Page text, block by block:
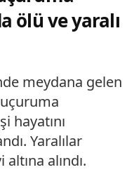
ölü ve yaralı
meydana gelen
hayatını
Yaralılar
alındı.